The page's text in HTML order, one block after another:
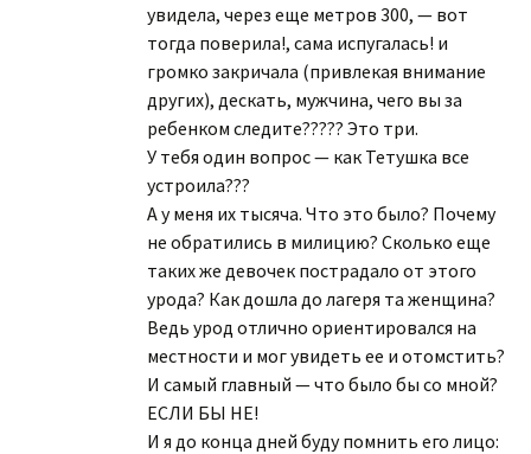
увидела, через еще метров 300, — вот
тогда поверила!, сама испугалась! и
громко закричала (привлекая внимание
других), дескать, мужчина, чего вы за
ребенком следите????? Это три.
У тебя один вопрос — как Тетушка все
устроила???
А у меня их тысяча. Что это было? Почему
не обратились в милицию? Сколько еще
таких же девочек пострадало от этого
урода? Как дошла до лагеря та женщина?
Ведь урод отлично ориентировался на
местности и мог увидеть ее и отомстить?
И самый главный — что было бы со мной?
ЕСЛИ БЫ НЕ!
И я до конца дней буду помнить его лицо: